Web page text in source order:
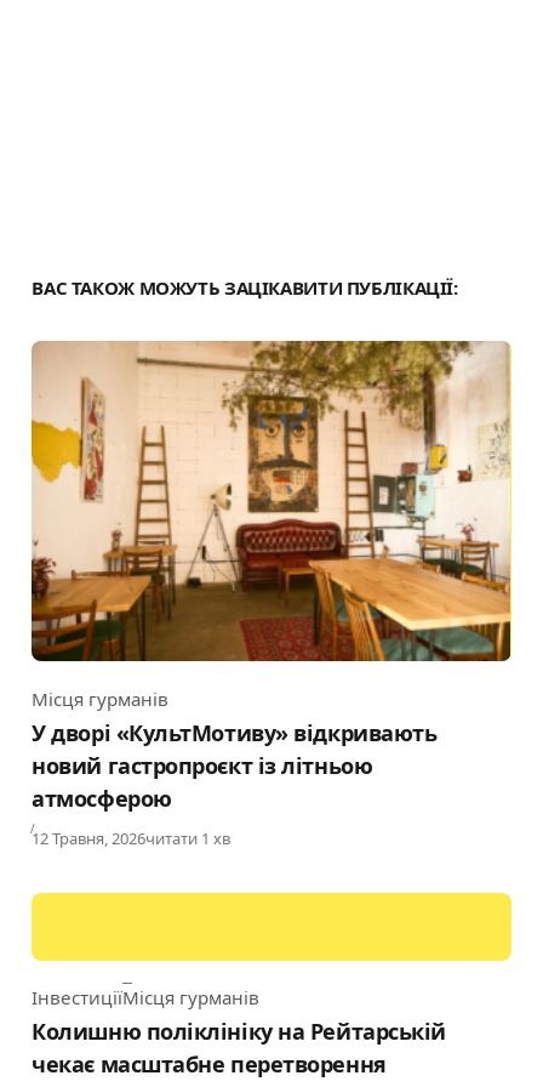
ВАС ТАКОЖ МОЖУТЬ ЗАЦІКАВИТИ ПУБЛІКАЦІЇ:
Category
Місця гурманів
У дворі «КультМотиву» відкривають
новий гастропроєкт із літньою
атмосферою
Published
12 Травня, 2026читати 1 хв
Category
ІнвестиціїМісця гурманів
Колишню поліклініку на Рейтарській
чекає масштабне перетворення